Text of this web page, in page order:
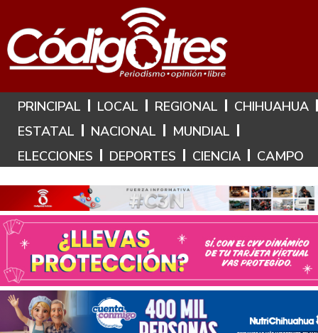
Hoy es: 6 de Agosto de 2026
PRINCIPAL LOCAL REGIONAL
CHIHUAHUA
ESTATAL
NACIONAL
MUNDIAL
ELECCIONES
DEPORTES CIENCIA CAMPO